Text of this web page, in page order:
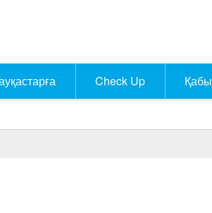
Check Up